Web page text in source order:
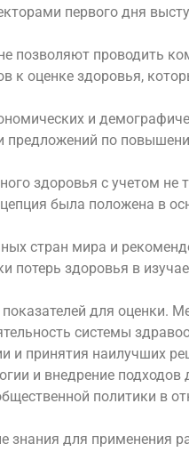
первого дня
позволяют проводить
к оценке здоровья,
и
предложений по
здоровья с учетом не
была положена в
стран мира и
потерь здоровья в
для оценки.
системы
и принятия наилучших
и внедрение подходов
политики в
для применения